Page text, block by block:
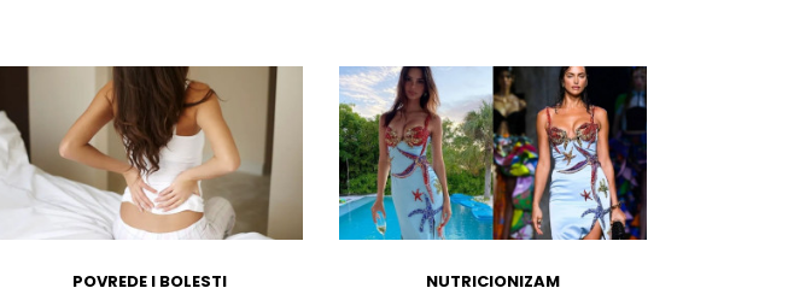
POVREDE I BOLESTI NUTRICIONIZAM